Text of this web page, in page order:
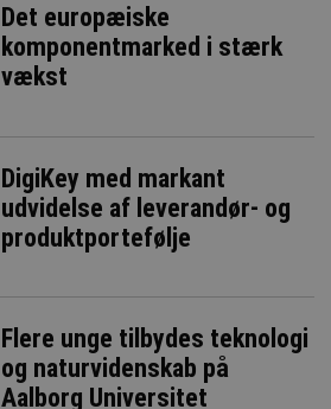
Det europæiske
komponentmarked i stærk
vækst
DigiKey med markant
udvidelse af leverandør- og
produktportefølje
Flere unge tilbydes teknologi
og naturvidenskab på
Aalborg Universitet